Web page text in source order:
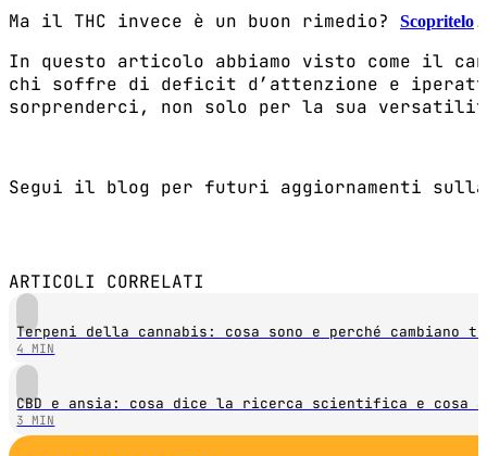
Ma il THC invece è un buon rimedio? Scopritelo!
In questo articolo abbiamo visto come il
chi soffre di deficit d’attenzione e
sorprenderci, non solo per la sua
Segui il blog per futuri aggiornamenti
ARTICOLI CORRELATI
Terpeni della cannabis: cosa sono e perché cambiano
4 MIN
CBD e ansia: cosa dice la ricerca scientifica e cosa
3 MIN